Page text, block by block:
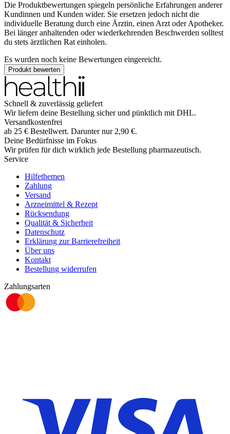
Die Produktbewertungen spiegeln persönliche Erfahrungen anderer
Kundinnen und Kunden wider. Sie ersetzen jedoch nicht die
individuelle Beratung durch eine Ärztin, einen Arzt oder Apotheker.
Bei länger anhaltenden oder wiederkehrenden Beschwerden solltest
du stets ärztlichen Rat einholen.
Es wurden noch keine Bewertungen eingereicht.
Produkt bewerten
Schnell & zuverlässig geliefert
Wir liefern deine Bestellung sicher und pünktlich mit DHL.
Versandkostenfrei
ab 25 € Bestellwert. Darunter nur 2,90 €.
Deine Bedürfnisse im Fokus
Wir prüfen für dich wirklich jede Bestellung pharmazeutisch.
Service
Hilfethemen
Zahlung
Versand
Arzneimittel & Rezept
Rücksendung
Qualität & Sicherheit
Datenschutz
Erklärung zur Barrierefreiheit
Über uns
Kontakt
Bestellung widerrufen
Zahlungsarten